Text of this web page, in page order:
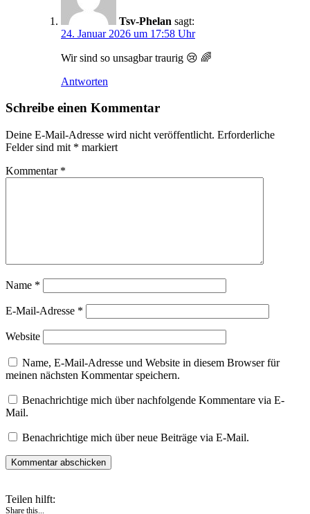
Tsv-Phelan sagt:
24. Januar 2026 um 17:58 Uhr
Wir sind so unsagbar traurig 😢 🌈
Antworten
Schreibe einen Kommentar
Deine E-Mail-Adresse wird nicht veröffentlicht. Erforderliche
Felder sind mit * markiert
Kommentar *
Name *
E-Mail-Adresse *
Website
Name, E-Mail-Adresse und Website in diesem Browser für
meinen nächsten Kommentar speichern.
Benachrichtige mich über nachfolgende Kommentare via E-
Mail.
Benachrichtige mich über neue Beiträge via E-Mail.
Teilen hilft:
Share this...